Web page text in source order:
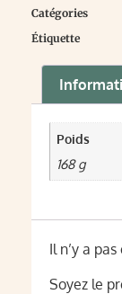
Catégories
Étiquette
Poids
168 g
Il n’y a
Soyez le